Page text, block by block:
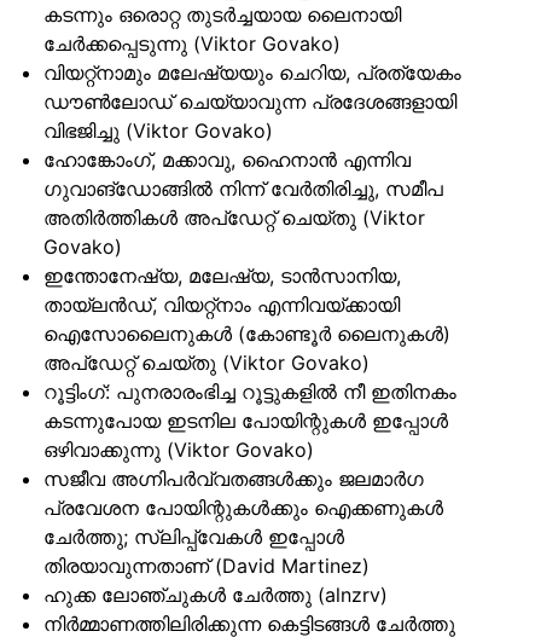
കടന്നും ഒരൊറ്റ തുടർച്ചയായ ലൈനായി
ചേർക്കപ്പെടുന്നു (Viktor Govako)
വിയറ്റ്നാമും മലേഷ്യയും ചെറിയ, പ്രത്യേകം
ഡൗൺലോഡ് ചെയ്യാവുന്ന പ്രദേശങ്ങളായി
വിഭജിച്ചു (Viktor Govako)
ഹോങ്കോംഗ്, മക്കാവു, ഹൈനാൻ എന്നിവ
ഗുവാങ്ഡോങ്ങിൽ നിന്ന് വേർതിരിച്ചു, സമീപ
അതിർത്തികൾ അപ്ഡേറ്റ് ചെയ്തു (Viktor
Govako)
ഇന്തോനേഷ്യ, മലേഷ്യ, ടാൻസാനിയ,
തായ്‌ലൻഡ്, വിയറ്റ്നാം എന്നിവയ്ക്കായി
ഐസോലൈനുകൾ (കോണ്ടൂർ ലൈനുകൾ)
അപ്ഡേറ്റ് ചെയ്തു (Viktor Govako)
റൂട്ടിംഗ്: പുനരാരംഭിച്ച റൂട്ടുകളിൽ നീ ഇതിനകം
കടന്നുപോയ ഇടനില പോയിന്റുകൾ ഇപ്പോൾ
ഒഴിവാക്കുന്നു (Viktor Govako)
സജീവ അഗ്നിപർവ്വതങ്ങൾക്കും ജലമാർഗ
പ്രവേശന പോയിന്റുകൾക്കും ഐക്കണുകൾ
ചേർത്തു; സ്ലിപ്പ്‌വേകൾ ഇപ്പോൾ
തിരയാവുന്നതാണ് (David Martinez)
ഹുക്ക ലോഞ്ചുകൾ ചേർത്തു (alnzrv)
നിർമ്മാണത്തിലിരിക്കുന്ന കെട്ടിടങ്ങൾ ചേർത്തു